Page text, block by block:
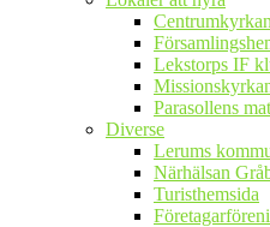
Centrumkyrkan
Lekstorps IF
Parasollens
Diverse
Lerums
Närhälsan
Turisthemsida